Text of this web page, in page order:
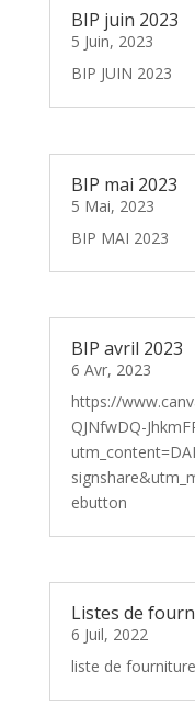
BIP juin 2023
5 Juin, 2023
BIP JUIN 2023
BIP mai 2023
5 Mai, 2023
BIP MAI 2023
BIP avril 2023
6 Avr, 2023
https://
QJNfwDQ-
ebutton
Listes de
6 Juil, 2022
liste de